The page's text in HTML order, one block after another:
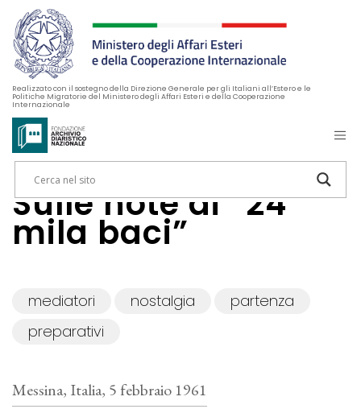
Realizzato con il sostegno della Direzione Generale per gli Italiani all’Estero e le
Politiche Migratorie del Ministero degli Affari Esteri e della Cooperazione
Internazionale
Sulle note di “24
mila baci”
mediatori nostalgia
partenza
preparativi
Messina, Italia, 5 febbraio 1961